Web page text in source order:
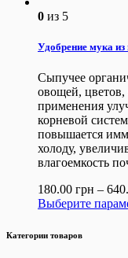
0 из 5
Удобрение мука
Сыпучее
овощей, цветов,
применения
корневой
повышается
холоду,
влагоемкость
180.00 грн –
Выберите
Категории товаров